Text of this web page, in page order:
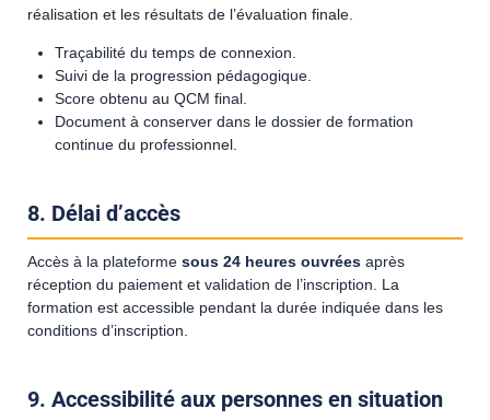
réalisation et les résultats de l’évaluation finale.
Traçabilité du temps de connexion.
Suivi de la progression pédagogique.
Score obtenu au QCM final.
Document à conserver dans le dossier de formation
continue du professionnel.
8. Délai d’accès
Accès à la plateforme sous 24 heures ouvrées après
réception du paiement et validation de l’inscription. La
formation est accessible pendant la durée indiquée dans les
conditions d’inscription.
9. Accessibilité aux personnes en situation